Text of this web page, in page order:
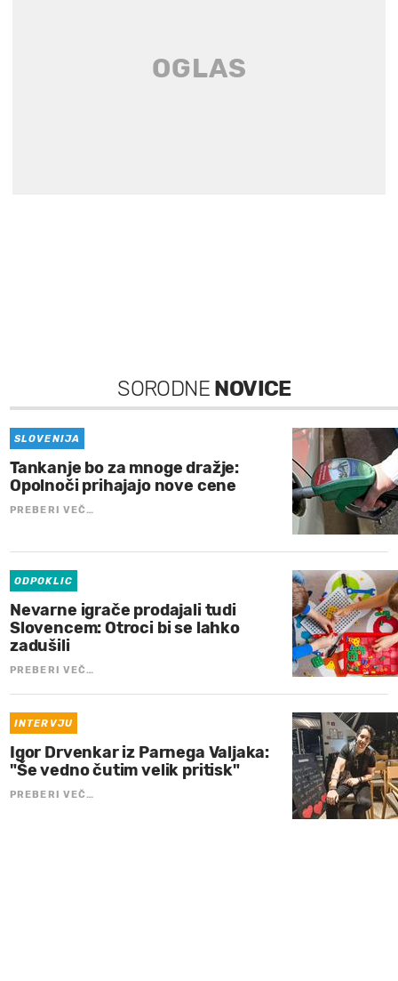
SORODNE NOVICE
SLOVENIJA
Tankanje bo za mnoge dražje:
Opolnoči prihajajo nove cene
PREBERI VEČ…
ODPOKLIC
Nevarne igrače prodajali tudi
Slovencem: Otroci bi se lahko
zadušili
PREBERI VEČ…
INTERVJU
Igor Drvenkar iz Parnega Valjaka:
"Še vedno čutim velik pritisk"
PREBERI VEČ…